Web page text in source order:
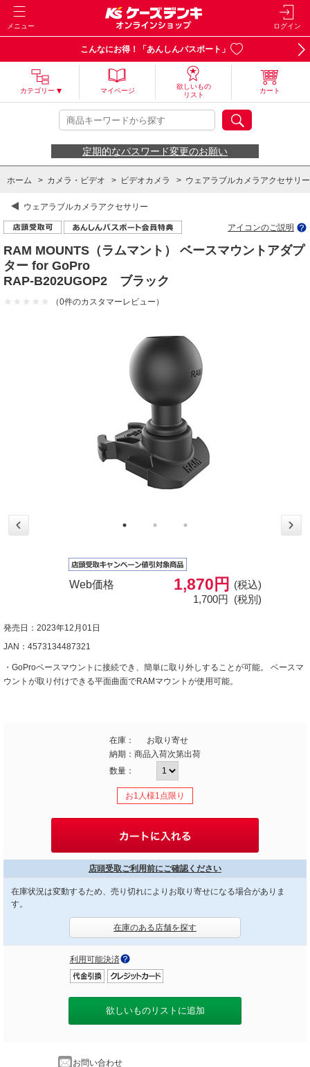
メニュー ログイン
こんなにお得！「あんしんパスポート」
カテゴリー マイページ
欲しいもの
リスト
カート
定期的なパスワード変更のお願い
ホーム > カメラ・ビデオ > ビデオカメラ > ウェアラブルカメラアクセサリー
ウェアラブルカメラアクセサリー
アイコンのご説明
RAM MOUNTS（ラムマント） ベースマウントアダプ
ター for GoPro
RAP-B202UGOP2 ブラック
（0件のカスタマーレビュー）
Web価格 1,870円
(税込)
1,700円 (税別)
発売日：2023年12月01日
JAN：4573134487321
・GoProベースマウントに接続でき、簡単に取り外しすることが可能。 ベースマ
ウントが取り付けできる平面曲面でRAMマウントが使用可能。
在庫：
お取り寄せ
納期： 商品入荷次第出荷
数量：
お1人様1点限り
店頭受取ご利用前にご確認ください
在庫状況は変動するため、売り切れによりお取り寄せになる場合がありま
す。
在庫のある店舗を探す
利用可能決済
欲しいものリストに追加
お問い合わせ